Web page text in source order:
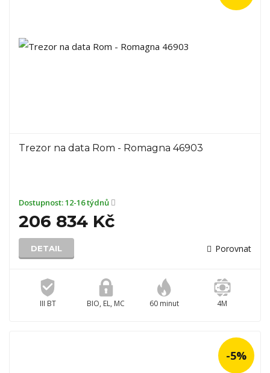
Trezor na data Rom - Romagna 46903
Dostupnost:12-16 týdnů
206 834 Kč
DETAIL Porovnat
III BT BIO, EL, MC 60 minut 4M
-5%